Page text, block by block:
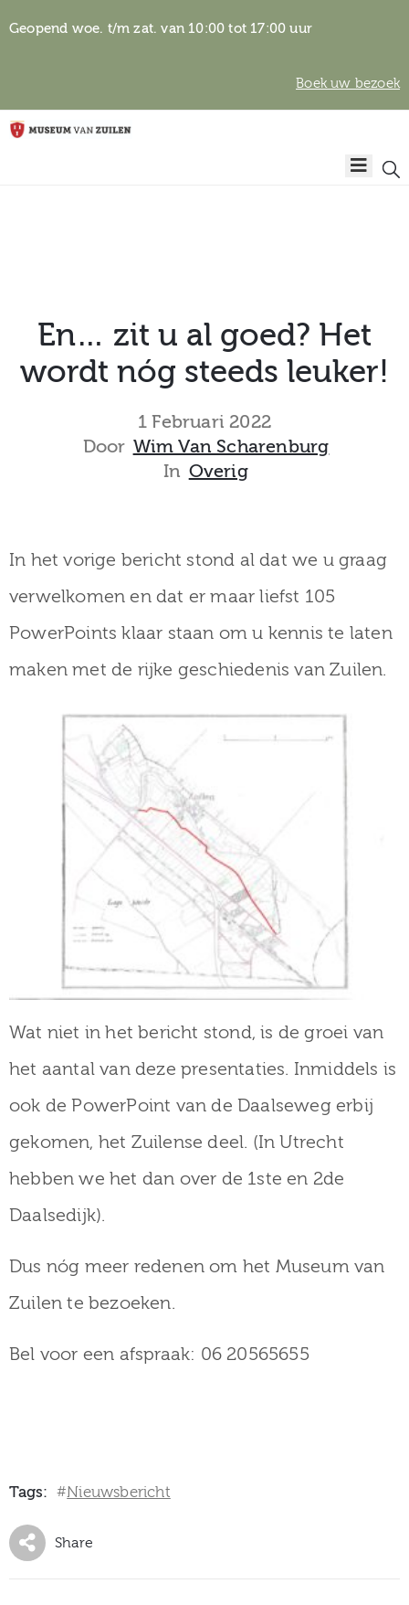
Geopend woe. t/m zat. van 10:00 tot 17:00 uur
Boek uw bezoek
Home
Over het
Verhalen
over
Zuilen
En… zit u al goed? Het
wordt nóg steeds leuker!
1 Februari 2022
Door Wim Van Scharenburg
In Overig
In het vorige bericht stond al dat we u graag
verwelkomen en dat er maar liefst 105
PowerPoints klaar staan om u kennis te laten
maken met de rijke geschiedenis van Zuilen.
Wat niet in het bericht stond, is de groei van
het aantal van deze presentaties. Inmiddels is
ook de PowerPoint van de Daalseweg erbij
gekomen, het Zuilense deel. (In Utrecht
hebben we het dan over de 1ste en 2de
Daalsedijk).
Dus nóg meer redenen om het Museum van
Zuilen te bezoeken.
Bel voor een afspraak: 06 20565655
Tags: #Nieuwsbericht
Share
Algemene